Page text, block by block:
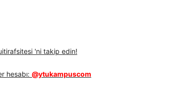
'ni takip edin!
hesabı: @ytukampuscom